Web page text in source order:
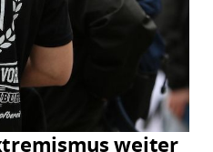
weiter